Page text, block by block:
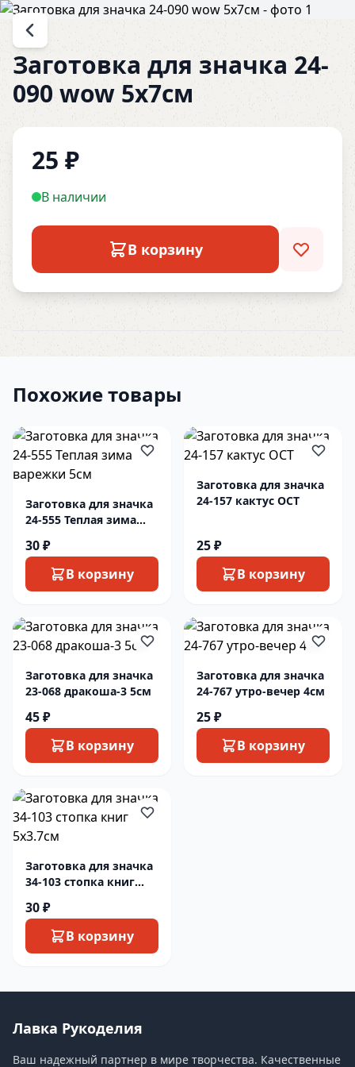
Заготовка для значка 24-
090 wow 5х7см
25 ₽
В наличии
В корзину
Похожие товары
Заготовка для значка
24-555 Теплая зима
30 ₽
В корзину
Заготовка для значка
24-157 кактус ОСТ
25 ₽
В корзину
Заготовка для значка
23-068 дракоша-3 5см
45 ₽
В корзину
Заготовка для значка
24-767 утро-вечер 4см
25 ₽
В корзину
Заготовка для значка
34-103 стопка книг
30 ₽
В корзину
Лавка Рукоделия
Ваш надежный партнер в мире творчества. Качественные